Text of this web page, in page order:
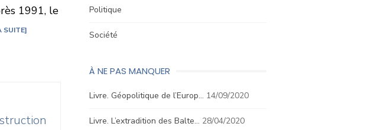
1991, le
SUITE
Politique
Société
À NE PAS MANQUER
Livre. Géopolitique de l’Europ… 14/09/2020
Livre. L’extradition des Balte… 28/04/2020